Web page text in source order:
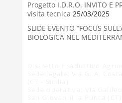
Progetto I.D.R.O. INVITO E
visita tecnica 25/03/2025
SLIDE EVENTO “FOCUS
BIOLOGICA NEL